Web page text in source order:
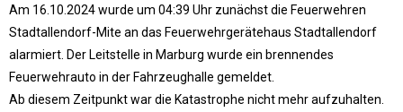
Am 16.10.2024 wurde um 04:39 Uhr zunächst die Feuerwehren
Stadtallendorf-Mite an das Feuerwehrgerätehaus Stadtallendorf
alarmiert. Der Leitstelle in Marburg wurde ein brennendes
Feuerwehrauto in der Fahrzeughalle gemeldet.
Ab diesem Zeitpunkt war die Katastrophe nicht mehr aufzuhalten.